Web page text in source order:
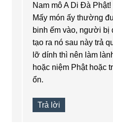
Nam mô A Di Đà Phật!
Mấy món ấy thường
binh ếm vào, người bị
tạo ra nó sau này trả
lỡ dính thì nên làm
hoặc niệm Phật hoặc
ổn.
Trả lời